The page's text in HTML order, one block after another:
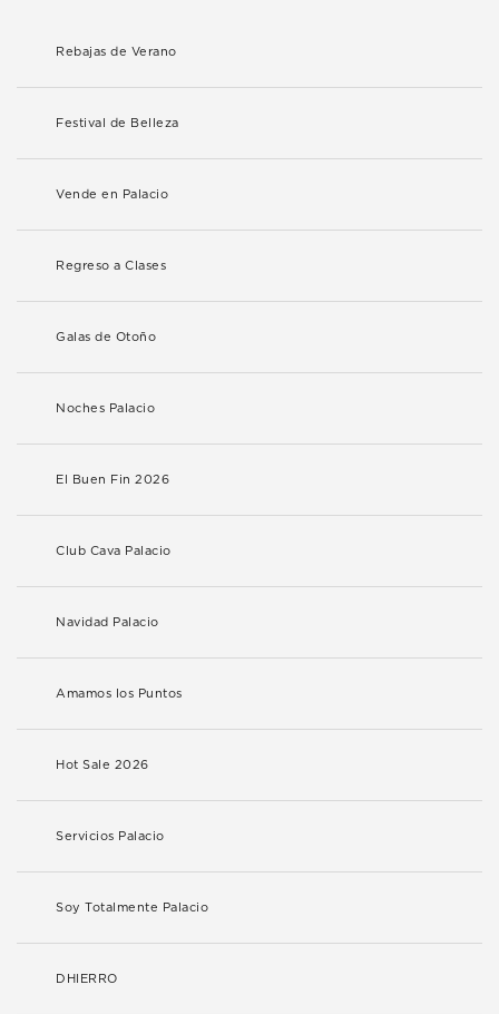
Rebajas de Verano
Festival de Belleza
Vende en Palacio
Regreso a Clases
Galas de Otoño
Noches Palacio
El Buen Fin 2026
Club Cava Palacio
Navidad Palacio
Amamos los Puntos
Hot Sale 2026
Servicios Palacio
Soy Totalmente Palacio
DHIERRO